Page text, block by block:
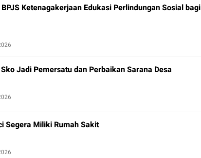
Ketenagakerjaan Edukasi Perlindungan Sosial bagi
Jadi Pemersatu dan Perbaikan Sarana Desa
Segera Miliki Rumah Sakit